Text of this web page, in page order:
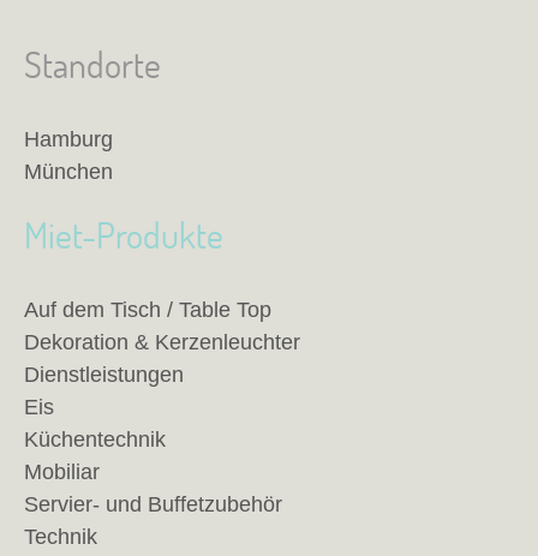
Standorte
Hamburg
München
Miet-Produkte
Auf dem Tisch / Table Top
Dekoration & Kerzenleuchter
Dienstleistungen
Eis
Küchentechnik
Mobiliar
Servier- und Buffetzubehör
Technik